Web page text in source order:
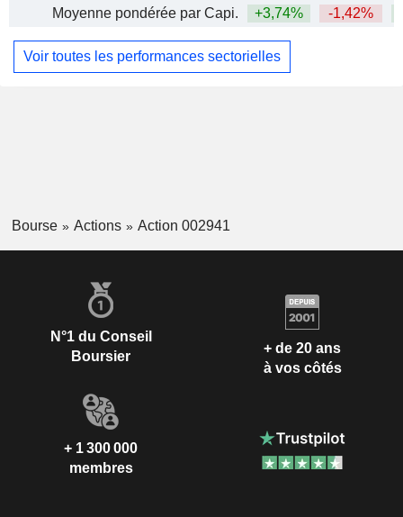
Moyenne pondérée par Capi.
+3,74% -1,42%
Voir toutes les performances sectorielles
Bourse Actions Action 002941
N°1 du Conseil
Boursier
+ de 20 ans
à vos côtés
+ 1 300 000
membres